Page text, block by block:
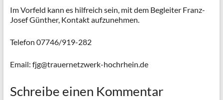
Im Vorfeld kann es hilfreich sein, mit dem Begleiter Franz-
Josef Günther, Kontakt aufzunehmen.
Telefon 07746/919-282
Email: fjg@trauernetzwerk-hochrhein.de
Schreibe einen Kommentar